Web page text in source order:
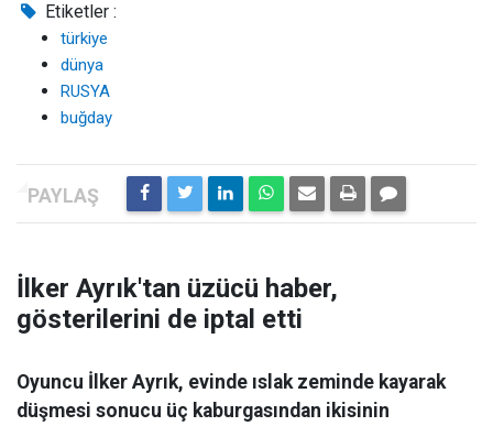
Etiketler :
türkiye
dünya
RUSYA
buğday
İlker Ayrık'tan üzücü haber,
gösterilerini de iptal etti
Oyuncu İlker Ayrık, evinde ıslak zeminde kayarak
düşmesi sonucu üç kaburgasından ikisinin